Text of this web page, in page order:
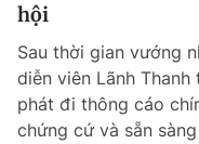
hội
Sau thời gian vướng
diễn viên Lãnh
phát đi thông cáo
chứng cứ và sẵn